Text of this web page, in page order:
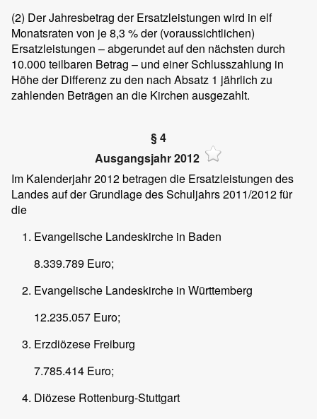
(2) Der Jahresbetrag der Ersatzleistungen wird in elf
Monatsraten von je 8,3 % der (voraussichtlichen)
Ersatzleistungen – abgerundet auf den nächsten durch
10.000 teilbaren Betrag – und einer Schlusszahlung in
Höhe der Differenz zu den nach Absatz 1 jährlich zu
zahlenden Beträgen an die Kirchen ausgezahlt.
§ 4
Ausgangsjahr 2012
Im Kalenderjahr 2012 betragen die Ersatzleistungen des
Landes auf der Grundlage des Schuljahrs 2011/2012 für
die
Evangelische Landeskirche in Baden
8.339.789 Euro;
Evangelische Landeskirche in Württemberg
12.235.057 Euro;
Erzdiözese Freiburg
7.785.414 Euro;
Diözese Rottenburg-Stuttgart